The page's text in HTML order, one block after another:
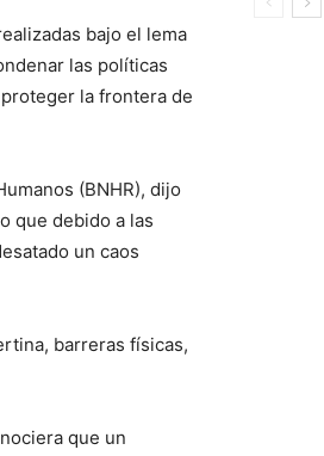
bajo el lema
las políticas
la frontera de
(BNHR), dijo
que debido a las
un caos
barreras físicas,
que un